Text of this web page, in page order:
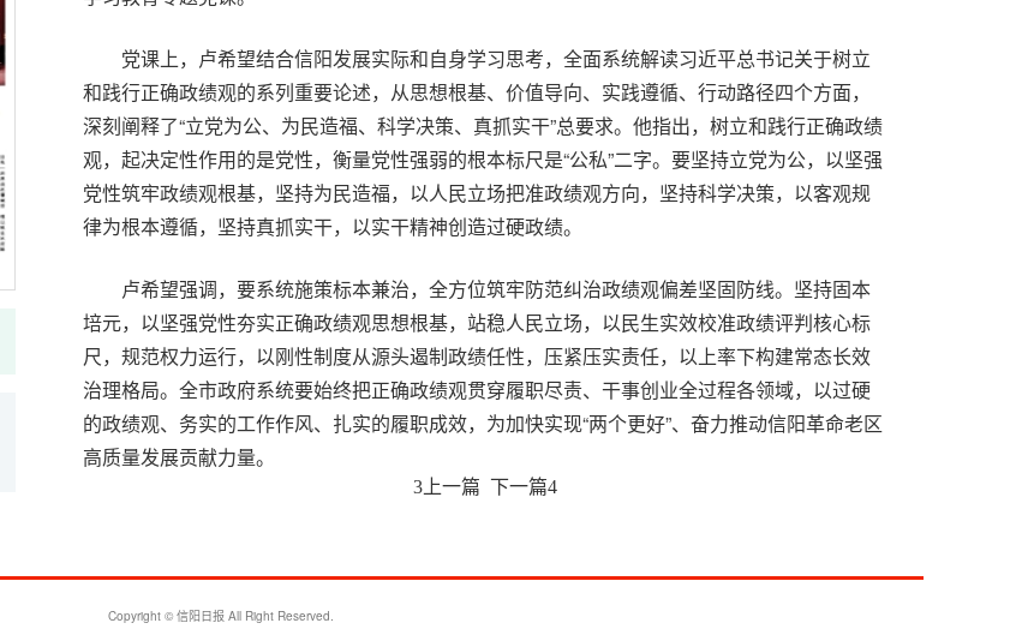
党课上，卢希望结合信阳发展实际和自身学习思考，全面系统解读习近平总书记关于树立
和践行正确政绩观的系列重要论述，从思想根基、价值导向、实践遵循、行动路径四个方面，
深刻阐释了“立党为公、为民造福、科学决策、真抓实干”总要求。他指出，树立和践行正确政绩
观，起决定性作用的是党性，衡量党性强弱的根本标尺是“公私”二字。要坚持立党为公，以坚强
党性筑牢政绩观根基，坚持为民造福，以人民立场把准政绩观方向，坚持科学决策，以客观规
律为根本遵循，坚持真抓实干，以实干精神创造过硬政绩。
卢希望强调，要系统施策标本兼治，全方位筑牢防范纠治政绩观偏差坚固防线。坚持固本
培元，以坚强党性夯实正确政绩观思想根基，站稳人民立场，以民生实效校准政绩评判核心标
尺，规范权力运行，以刚性制度从源头遏制政绩任性，压紧压实责任，以上率下构建常态长效
治理格局。全市政府系统要始终把正确政绩观贯穿履职尽责、干事创业全过程各领域，以过硬
的政绩观、务实的工作作风、扎实的履职成效，为加快实现“两个更好”、奋力推动信阳革命老区
高质量发展贡献力量。
3上一篇 下一篇4
Copyright © 信阳日报 All Right Reserved.